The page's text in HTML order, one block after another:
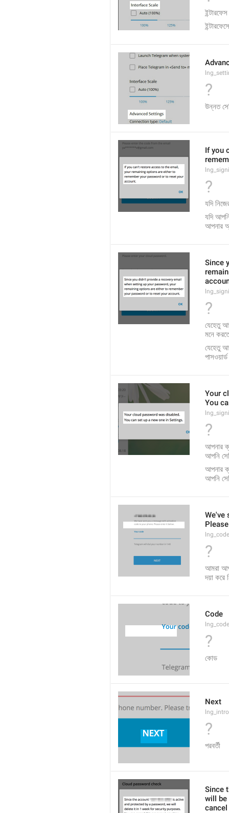
?
উন্নত
If you
?
যদি
যদি
আপনার
Since
?
যেহেতু
মনে
যেহেতু
Your
You
?
আপনার
আপনি
আপনার
আপনি
We've
?
আমরা
দয়া করে
Code
?
কোড
Next
?
পরবর্তী
Since
will be